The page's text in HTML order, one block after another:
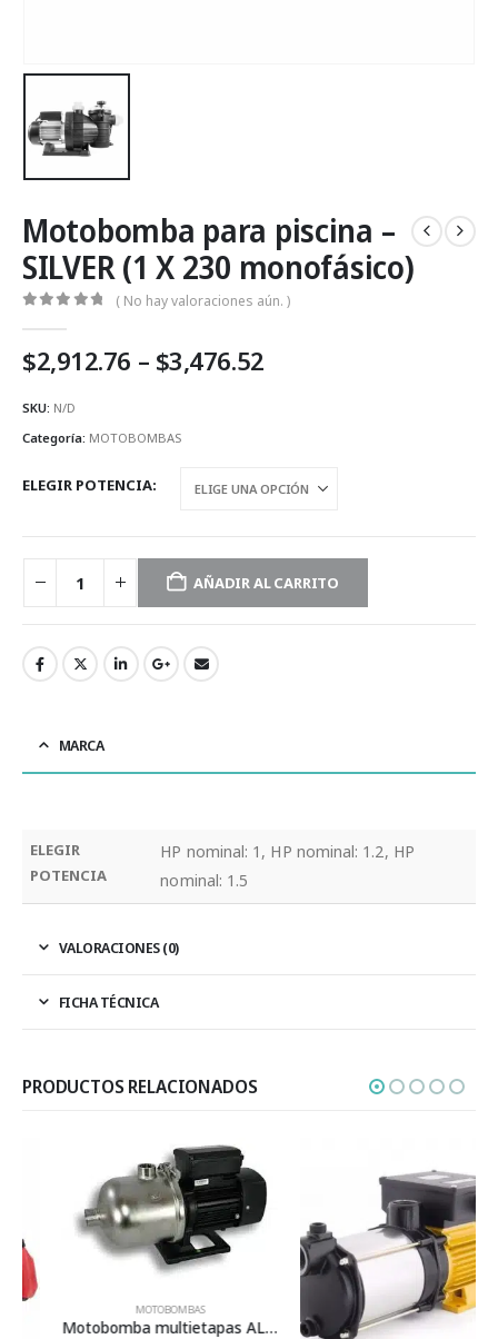
Motobomba para piscina –
SILVER (1 X 230 monofásico)
( No hay valoraciones aún. )
$2,912.76 – $3,476.52Price
SKU: N/D
Categoría: MOTOBOMBAS
ELEGIR POTENCIA
AÑADIR AL CARRITO
MARCA
ELEGIR
POTENCIA
HP nominal: 1, HP nominal: 1.2, HP
nominal: 1.5
VALORACIONES (0)
FICHA TÉCNICA
PRODUCTOS RELACIONADOS
MOTOBOMBAS
Motobomba multietapas ALTAMIRA serie Lotus50H 4 etapas 3/4 HP 50 lpm 230 Volts